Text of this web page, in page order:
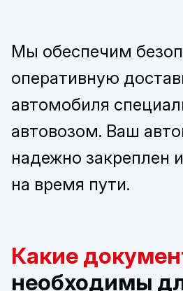
Мы обеспечим
оперативную
автомобиля
автовозом. Ваш
надежно закреплен
на время пути.
Какие
необходимы